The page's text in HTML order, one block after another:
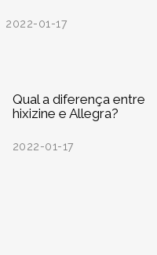
2022-01-17
Qual a diferença entre
hixizine e Allegra?
2022-01-17